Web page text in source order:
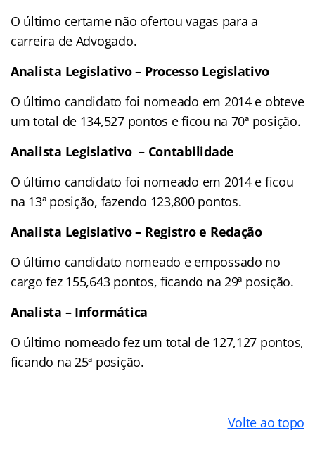
O último certame não ofertou vagas para a
carreira de Advogado.
Analista Legislativo – Processo Legislativo
O último candidato foi nomeado em 2014 e obteve
um total de 134,527 pontos e ficou na 70ª posição.
Analista Legislativo – Contabilidade
O último candidato foi nomeado em 2014 e ficou
na 13ª posição, fazendo 123,800 pontos.
Analista Legislativo – Registro e Redação
O último candidato nomeado e empossado no
cargo fez 155,643 pontos, ficando na 29ª posição.
Analista – Informática
O último nomeado fez um total de 127,127 pontos,
ficando na 25ª posição.
Volte ao topo